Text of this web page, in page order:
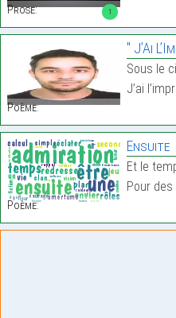
1
Prose:
Poème:
" J’Ai
Sous le
J’ai
Poème:
Ensuite
Et le
Pour